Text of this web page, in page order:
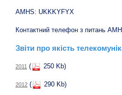
AMHS: UKKKYFYX
Контактний телефон з питань
Звіти про якість
2011 ( 250 Kb)
2012 ( 290 Kb)